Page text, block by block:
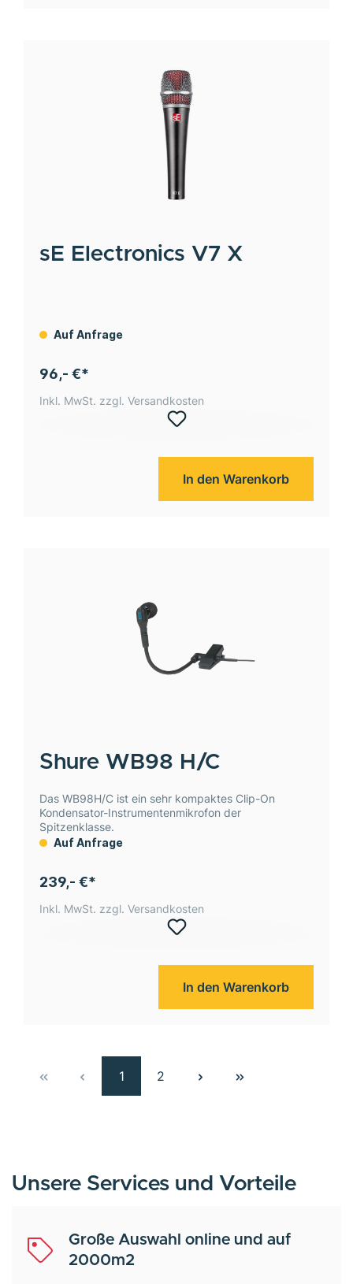
sE Electronics V7 X
Auf Anfrage
96,- €*
Inkl. MwSt. zzgl. Versandkosten
In den Warenkorb
Shure WB98 H/C
Das WB98H/C ist ein sehr kompaktes Clip-On
Kondensator-Instrumentenmikrofon der
Spitzenklasse.
Auf Anfrage
239,- €*
Inkl. MwSt. zzgl. Versandkosten
In den Warenkorb
1 2
Unsere Services und Vorteile
Große Auswahl online und auf
2000m2